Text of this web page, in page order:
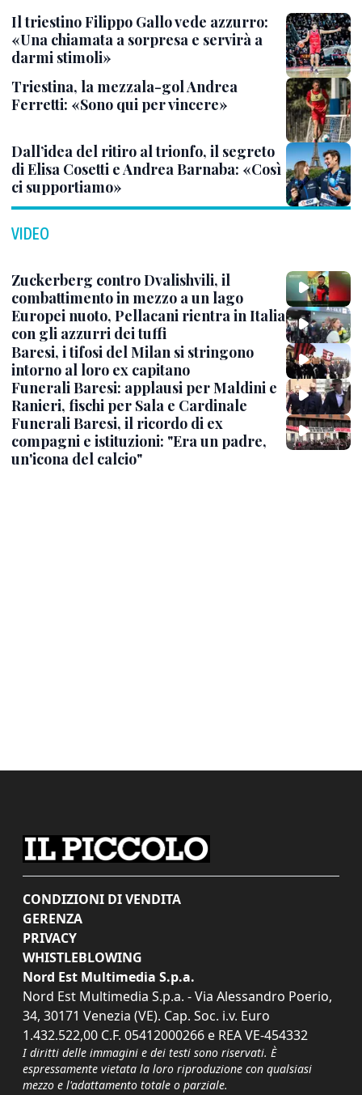
Il triestino Filippo Gallo vede azzurro:
«Una chiamata a sorpresa e servirà a
darmi stimoli»
Triestina, la mezzala-gol Andrea
Ferretti: «Sono qui per vincere»
Dall’idea del ritiro al trionfo, il segreto
di Elisa Cosetti e Andrea Barnaba: «Così
ci supportiamo»
VIDEO
Zuckerberg contro Dvalishvili, il
combattimento in mezzo a un lago
Europei nuoto, Pellacani rientra in Italia
con gli azzurri dei tuffi
Baresi, i tifosi del Milan si stringono
intorno al loro ex capitano
Funerali Baresi: applausi per Maldini e
Ranieri, fischi per Sala e Cardinale
Funerali Baresi, il ricordo di ex
compagni e istituzioni: "Era un padre,
un'icona del calcio"
CONDIZIONI DI VENDITA
GERENZA
PRIVACY
WHISTLEBLOWING
Nord Est Multimedia S.p.a.
Nord Est Multimedia S.p.a. - Via Alessandro Poerio,
34, 30171 Venezia (VE). Cap. Soc. i.v. Euro
1.432.522,00 C.F. 05412000266 e REA VE-454332
I diritti delle immagini e dei testi sono riservati. È
espressamente vietata la loro riproduzione con qualsiasi
mezzo e l'adattamento totale o parziale.